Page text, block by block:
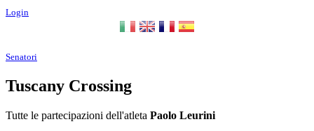
Login
Senatori
Tuscany Crossing
Tutte le partecipazioni dell'atleta Paolo Leurini